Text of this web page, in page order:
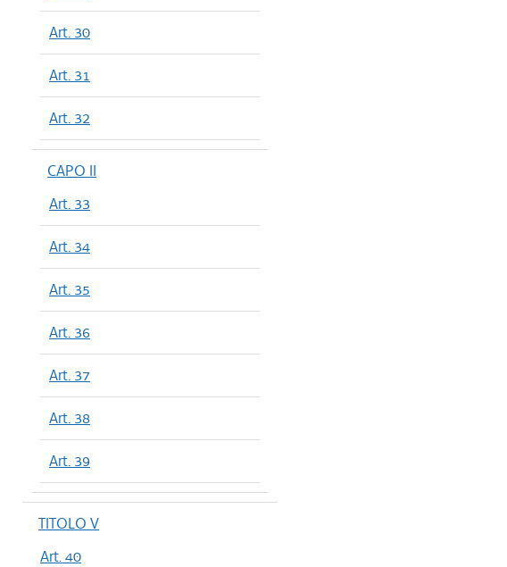
Art. 30
Art. 31
Art. 32
CAPO II
Art. 33
Art. 34
Art. 35
Art. 36
Art. 37
Art. 38
Art. 39
TITOLO V
Art. 40